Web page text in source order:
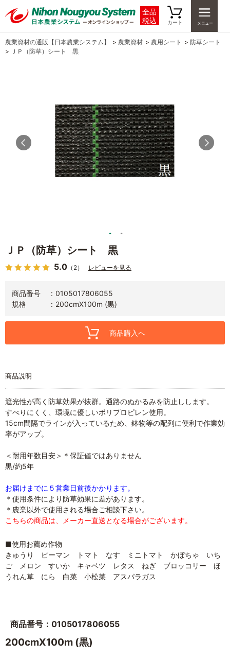
全品
税込
カート
農業資材の通販【日本農業システム】 > 農業資材 > 農用シート > 防草シート
>
ＪＰ（防草）シート 黒
ＪＰ（防草）シート 黒
5.0 （2） レビューを見る
商品番号
0105017806055
規格
200cmX100m (黒)
商品購入へ
商品説明
遮光性が高く防草効果が抜群。通路のぬかるみを防止しします。
すべりにくく、環境に優しいポリプロピレン使用。
15cm間隔でラインが入っているため、鉢物等の配列に便利で作業効
率がアップ。
＜耐用年数目安＞＊保証値ではありません
黒/約5年
お届けまでに５営業日前後かかります。
＊使用条件により防草効果に差があります。
＊農業以外で使用される場合ご相談下さい。
こちらの商品は、メーカー直送となる場合がございます。
■使用お薦め作物
きゅうり ピーマン トマト なす ミニトマト かぼちゃ いち
ご メロン すいか キャベツ レタス ねぎ ブロッコリー ほ
うれん草 にら 白菜 小松菜 アスパラガス
商品番号：0105017806055
200cmX100m (黒)